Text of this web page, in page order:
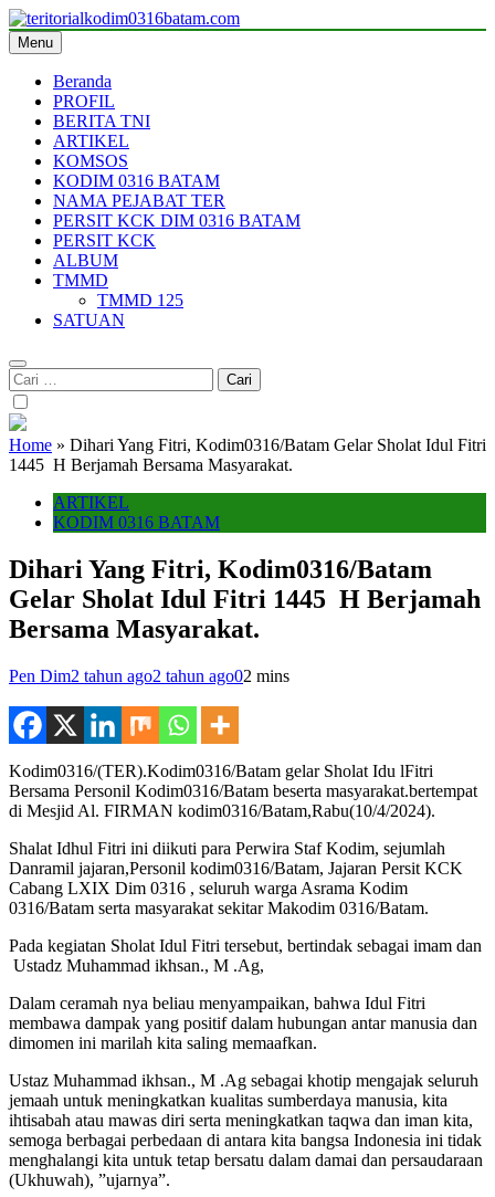
Skip
to
content
teritorialkodim0316batam.com
teritoriakkodimo0316batam
Menu
Beranda
PROFIL
BERITA TNI
ARTIKEL
KOMSOS
KODIM 0316 BATAM
NAMA PEJABAT TER
PERSIT KCK DIM 0316 BATAM
PERSIT KCK
ALBUM
TMMD
TMMD 125
SATUAN
Cari
untuk:
Home » Dihari Yang Fitri, Kodim0316/Batam Gelar Sholat Idul Fitri
1445 H Berjamah Bersama Masyarakat.
ARTIKEL
KODIM 0316 BATAM
Dihari Yang Fitri, Kodim0316/Batam
Gelar Sholat Idul Fitri 1445 H Berjamah
Bersama Masyarakat.
Pen Dim2 tahun ago2 tahun ago02 mins
Kodim0316/(TER).Kodim0316/Batam gelar Sholat Idu lFitri
Bersama Personil Kodim0316/Batam beserta masyarakat.bertempat
di Mesjid Al. FIRMAN kodim0316/Batam,Rabu(10/4/2024).
Shalat Idhul Fitri ini diikuti para Perwira Staf Kodim, sejumlah
Danramil jajaran,Personil kodim0316/Batam, Jajaran Persit KCK
Cabang LXIX Dim 0316 , seluruh warga Asrama Kodim
0316/Batam serta masyarakat sekitar Makodim 0316/Batam.
Pada kegiatan Sholat Idul Fitri tersebut, bertindak sebagai imam dan
Ustadz Muhammad ikhsan., M .Ag,
Dalam ceramah nya beliau menyampaikan, bahwa Idul Fitri
membawa dampak yang positif dalam hubungan antar manusia dan
dimomen ini marilah kita saling memaafkan.
Ustaz Muhammad ikhsan., M .Ag sebagai khotip mengajak seluruh
jemaah untuk meningkatkan kualitas sumberdaya manusia, kita
ihtisabah atau mawas diri serta meningkatkan taqwa dan iman kita,
semoga berbagai perbedaan di antara kita bangsa Indonesia ini tidak
menghalangi kita untuk tetap bersatu dalam damai dan persaudaraan
(Ukhuwah), ”ujarnya”.